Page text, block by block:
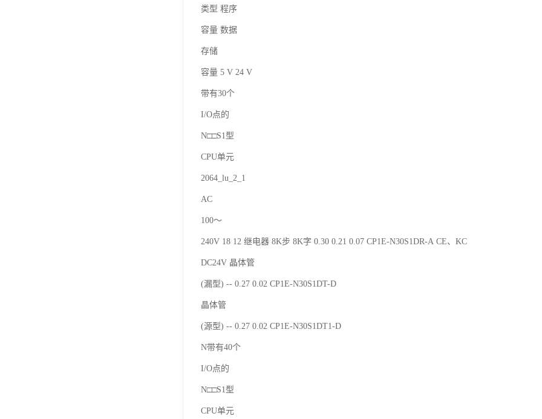
类型 程序
容量 数据
存储
容量 5 V 24 V
带有30个
I/O点的
N□□S1型
CPU单元
2064_lu_2_1
AC
100～
240V 18 12 继电器 8K步 8K字 0.30 0.21 0.07 CP1E-N30S1DR-A CE、KC
DC24V 晶体管
(漏型) -- 0.27 0.02 CP1E-N30S1DT-D
晶体管
(源型) -- 0.27 0.02 CP1E-N30S1DT1-D
N带有40个
I/O点的
N□□S1型
CPU单元